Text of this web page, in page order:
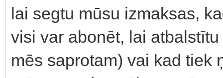
lai segtu mūsu izmaksas,
visi var abonēt, lai
mēs saprotam) vai kad tiek